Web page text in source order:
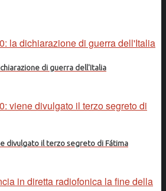
di guerra dell'Italia
divulgato il terzo segreto di Fátima